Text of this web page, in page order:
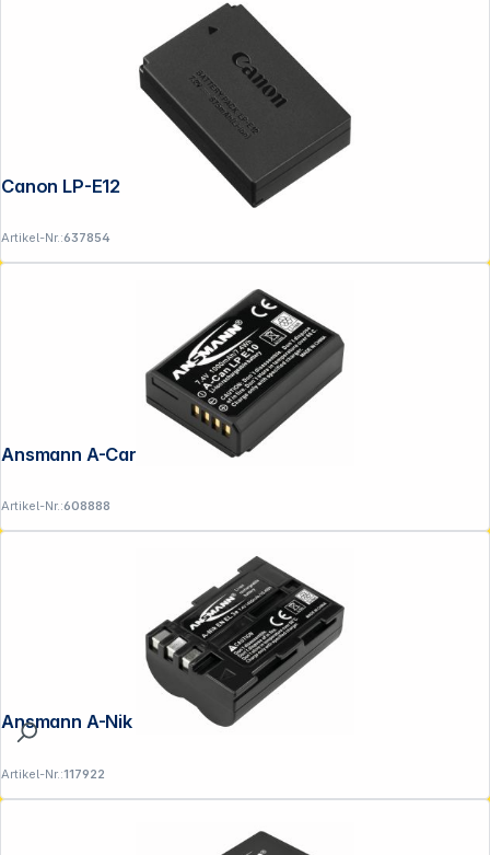
Canon LP-E12
Artikel-Nr.:637854
Ansmann A-Can LP-E10
Artikel-Nr.:608888
Ansmann A-Nik EN-EL3e
Artikel-Nr.:117922